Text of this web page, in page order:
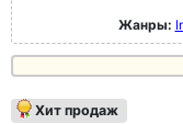
Жанры:
Хит продаж